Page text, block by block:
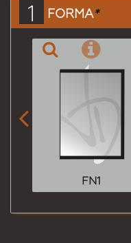
1 FORMA*
FN1
